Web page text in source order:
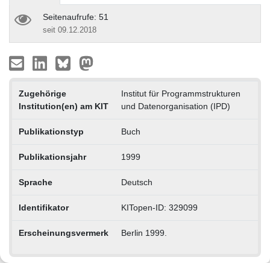
Seitenaufrufe: 51
seit 09.12.2018
Zugehörige
Institution(en) am KIT
Institut für Programmstrukturen
und Datenorganisation (IPD)
Publikationstyp Buch
Publikationsjahr 1999
Sprache Deutsch
Identifikator KITopen-ID: 329099
Erscheinungsvermerk Berlin 1999.